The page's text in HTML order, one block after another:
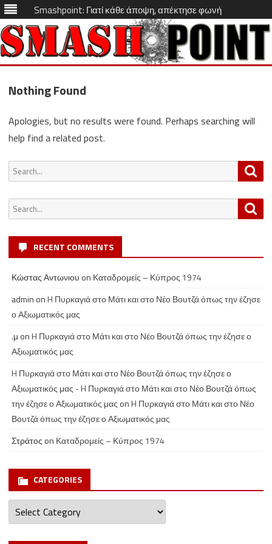
Smashpoint: Γιατί κάθε άποψη, απέκτησε φωνή
Skip
Nothing Found
Apologies, but no results were found. Perhaps searching will
help find a related post.
Search
for:
Search
for:
RECENT COMMENTS
Κώστας Αντωνιου on Καταδρομείς – Κύπρος 1974
admin onH Πυρκαγιά στο Μάτι και στο Νέο Βουτζά όπως την έζησε
ο Αξιωματικός μας
.μ onH Πυρκαγιά στο Μάτι και στο Νέο Βουτζά όπως την έζησε ο
Αξιωματικός μας
H Πυρκαγιά στο Μάτι και στο Νέο Βουτζά όπως την έζησε ο
Αξιωματικός μας - H Πυρκαγιά στο Μάτι και στο Νέο Βουτζά όπως
την έζησε ο Αξιωματικός μας onH Πυρκαγιά στο Μάτι και στο Νέο
Βουτζά όπως την έζησε ο Αξιωματικός μας
Στράτος on Καταδρομείς – Κύπρος 1974
CATEGORIES
Categories